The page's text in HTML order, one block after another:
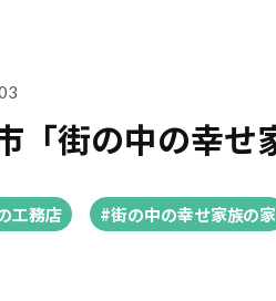
「街の中の幸せ
工務店 #街の中の幸せ家族の家